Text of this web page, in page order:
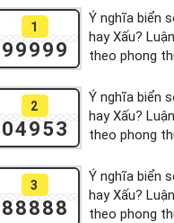
1
99999
Ý nghĩa biển
hay Xấu?
theo phong
2
04953
Ý nghĩa biển
hay Xấu?
theo phong
3
88888
Ý nghĩa biển
hay Xấu?
theo phong